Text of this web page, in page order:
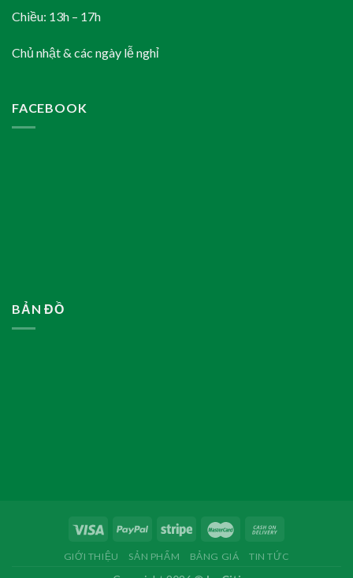
Chiều: 13h – 17h
Chủ nhật & các ngày lễ nghỉ
FACEBOOK
BẢN ĐỒ
GIỚI THIỆU SẢN PHẨM BẢNG GIÁ TIN TỨC